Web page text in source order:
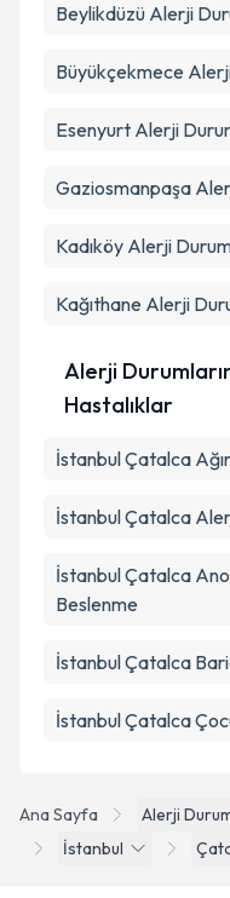
Ana Sayfa
Alerji
İstanbul
Beylikdüzü Alerji
Büyükçekmece
Esenyurt Alerji
Gaziosmanpaşa
Kadıköy Alerji
Kağıthane Alerji
Alerji
Hastalıklar
İstanbul Çatalca
İstanbul Çatalca
İstanbul Çatalca
Beslenme
İstanbul Çatalca
İstanbul Çatalca